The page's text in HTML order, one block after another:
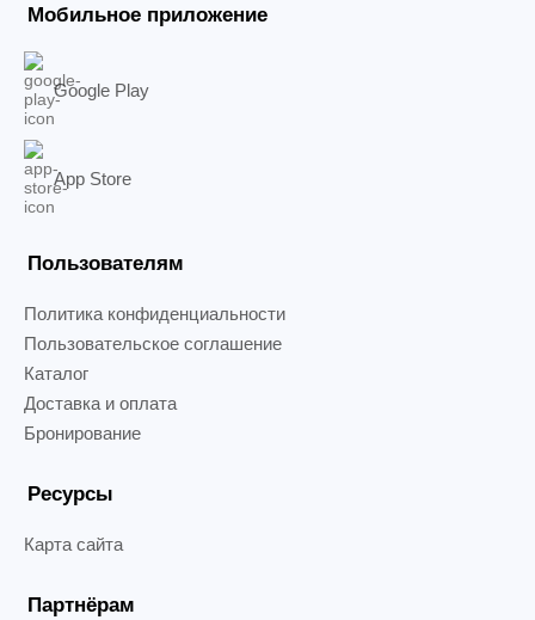
Мобильное приложение
Google Play
App Store
Пользователям
Политика конфиденциальности
Пользовательское соглашение
Каталог
Доставка и оплата
Бронирование
Ресурсы
Карта сайта
Партнёрам